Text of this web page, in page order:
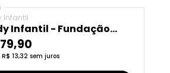
Infantil
Infantil - Fundação
Varella
13,32 sem juros